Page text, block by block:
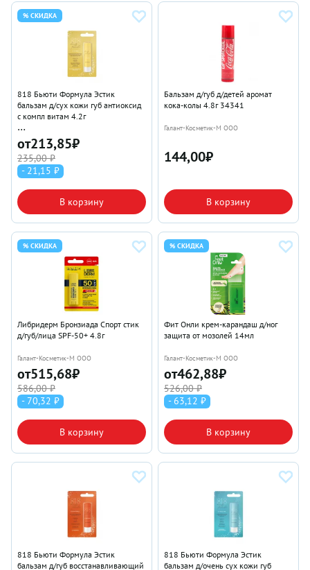
% СКИДКА
818 Бьюти Формула Эстик
бальзам д/сух кожи губ антиоксид
с компл витам 4.2г
Галант-Косметик-М ООО
от213,85₽
235,00 ₽
- 21,15 ₽
В корзину
Бальзам д/губ д/детей аромат
кока-колы 4.8г 34341
Галант-Косметик-М ООО
144,00₽
В корзину
% СКИДКА
Либридерм Бронзиада Спорт стик
д/губ/лица SPF-50+ 4.8г
Галант-Косметик-М ООО
от515,68₽
586,00 ₽
- 70,32 ₽
В корзину
% СКИДКА
Фит Онли крем-карандаш д/ног
защита от мозолей 14мл
Галант-Косметик-М ООО
от462,88₽
526,00 ₽
- 63,12 ₽
В корзину
818 Бьюти Формула Эстик
бальзам д/губ восстанавливающий
818 Бьюти Формула Эстик
бальзам д/очень сух кожи губ